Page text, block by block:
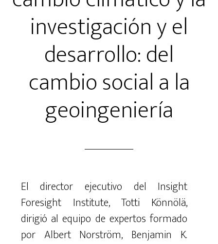
investigación y el
desarrollo: del
cambio social a la
geoingeniería
El director ejecutivo del Insight
Foresight Institute, Totti Könnölä,
dirigió al equipo de expertos formado
por Albert Norström, Benjamin K.